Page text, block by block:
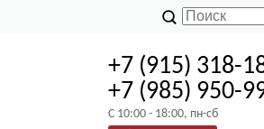
+7 (915) 318-
+7 (985) 950-
C 10:00 - 18:00, пн-сб